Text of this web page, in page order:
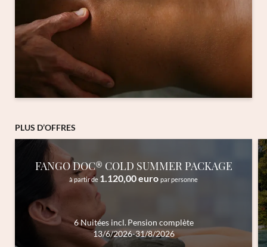
PLUS D’OFFRES
FANGO DOC® COLD SUMMER PACKAGE
à partir de 1.120,00 euro par personne
6 Nuitées incl. Pension complète
13/6/2026-31/8/2026
Inscription à la newsletter